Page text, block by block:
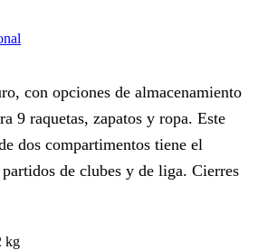
con opciones de almacenamiento
9 raquetas, zapatos y ropa. Este
dos compartimentos tiene el
de clubes y de liga. Cierres
kg